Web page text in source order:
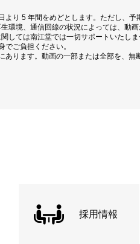
より 5 年間をめどとします。ただし、
環境、通信回線の状況によっては、動
しては南江堂では一切サポートいたしま
でご負担ください。
あります。動画の一部または全部を、
採用情報